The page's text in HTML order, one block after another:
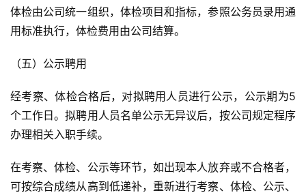
体检由公司统一组织，体检项目和指标，参照公务员录用通
用标准执行，体检费用由公司结算。
（五）公示聘用
经考察、体检合格后，对拟聘用人员进行公示，公示期为5
个工作日。拟聘用人员名单公示无异议后，按公司规定程序
办理相关入职手续。
在考察、体检、公示等环节，如出现本人放弃或不合格者，
可按综合成绩从高到低递补，重新进行考察、体检、公示、